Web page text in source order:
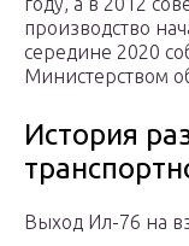
производство
середине 2020
Министерством
История
Выход Ил-76 на